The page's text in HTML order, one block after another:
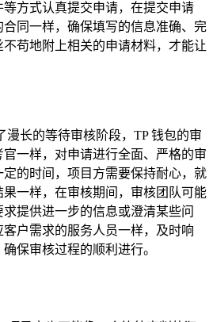
方式认真提交申请，在提交申请
同一样，确保填写的信息准确、完
苟地附上相关的申请材料，才能让
漫长的等待审核阶段，TP 钱包的审
一样，对申请进行全面、严格的审
的时间，项目方需要保持耐心，就
一样，在审核期间，审核团队可能
提供进一步的信息或澄清某些问
户需求的服务人员一样，及时响
保审核过程的顺利进行。